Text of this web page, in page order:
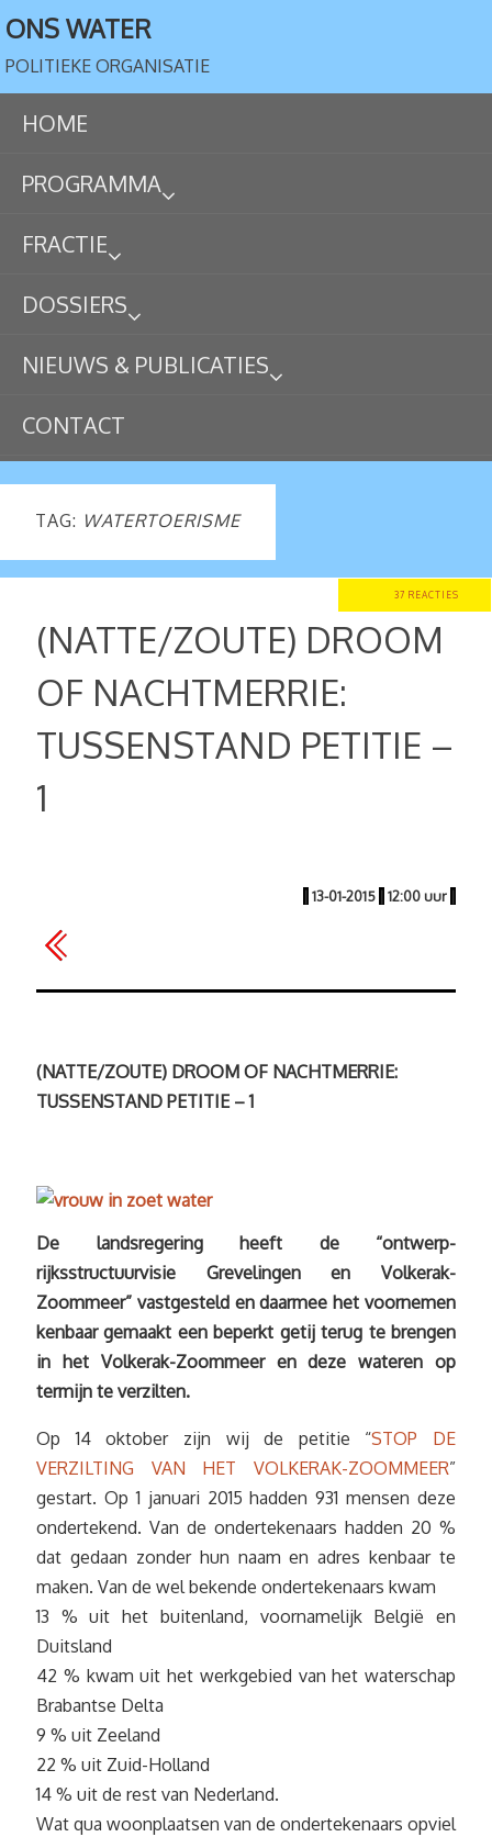
ONS WATER
POLITIEKE ORGANISATIE
HOME
PROGRAMMA
FRACTIE
DOSSIERS
NIEUWS & PUBLICATIES
CONTACT
TAG: WATERTOERISME
37 REACTIES
(NATTE/ZOUTE) DROOM
OF NACHTMERRIE:
TUSSENSTAND PETITIE –
1
| 13-01-2015 | 12:00 uur |
(NATTE/ZOUTE) DROOM OF NACHTMERRIE:
TUSSENSTAND PETITIE – 1
De landsregering heeft de “ontwerp-
rijksstructuurvisie Grevelingen en Volkerak-
Zoommeer” vastgesteld en daarmee het voornemen
kenbaar gemaakt een beperkt getij terug te brengen
in het Volkerak-Zoommeer en deze wateren op
termijn te verzilten.
Op 14 oktober zijn wij de petitie “STOP DE
VERZILTING VAN HET VOLKERAK-ZOOMMEER”
gestart. Op 1 januari 2015 hadden 931 mensen deze
ondertekend. Van de ondertekenaars hadden 20 %
dat gedaan zonder hun naam en adres kenbaar te
maken. Van de wel bekende ondertekenaars kwam
13 % uit het buitenland, voornamelijk België en
Duitsland
42 % kwam uit het werkgebied van het waterschap
Brabantse Delta
9 % uit Zeeland
22 % uit Zuid-Holland
14 % uit de rest van Nederland.
Wat qua woonplaatsen van de ondertekenaars opviel